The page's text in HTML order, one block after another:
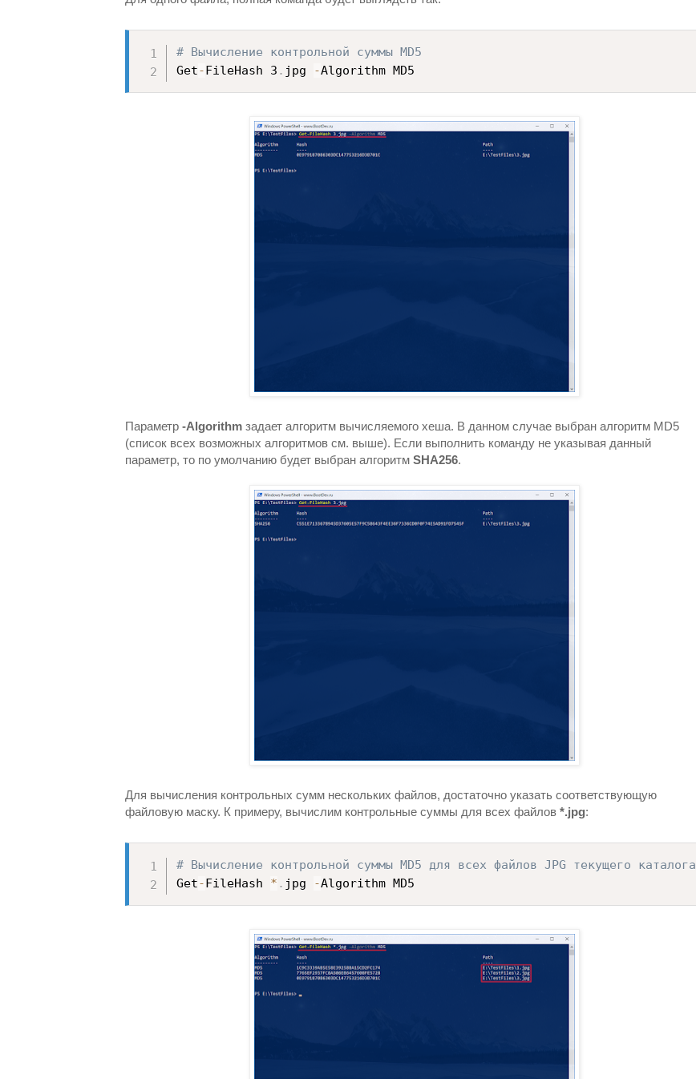
# Вычисление контрольной суммы MD5
Get-FileHash 3 . jpg -Algorithm MD5
Параметр -Algorithm задает алгоритм вычисляемого хеша. В данном случае выбран алгоритм MD5
(список всех возможных алгоритмов см. выше). Если выполнить команду не указывая данный
параметр, то по умолчанию будет выбран алгоритм SHA256.
Для вычисления контрольных сумм нескольких файлов, достаточно указать соответствующую
файловую маску. К примеру, вычислим контрольные суммы для всех файлов *.jpg:
# Вычисление контрольной суммы MD5 для всех файлов JPG текущего каталога
Get-FileHash * . jpg -Algorithm MD5